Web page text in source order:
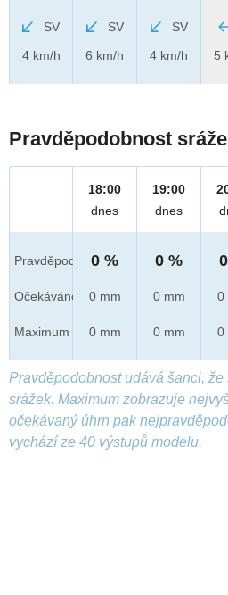
SV
4 km/h
SV
6 km/h
SV
4 km/h
5
Pravděpodobnost
Pravděpod.
Očekáváno
Maximum
18:00
dnes
0 %
0 mm
0 mm
19:00
dnes
0 %
0 mm
0 mm
0
0
Pravděpodobnost udává šanci,
srážek. Maximum zobrazuje
očekávaný úhrn pak
vychází ze 40 výstupů modelu.